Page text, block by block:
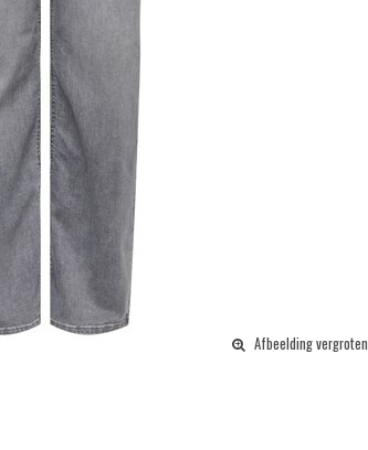
Afbeelding vergroten